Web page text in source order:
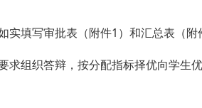
实填写审批表（附件1）和汇总表（附
求组织答辩，按分配指标择优向学生